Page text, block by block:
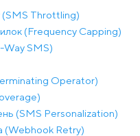
Throttling)
(Frequency Capping)
SMS)
Operator)
(SMS Personalization)
(Webhook Retry)